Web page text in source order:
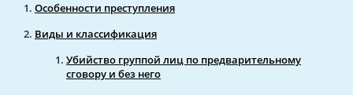
Особенности преступления
Виды и классификация
Убийство группой лиц по предварительному
сговору и без него